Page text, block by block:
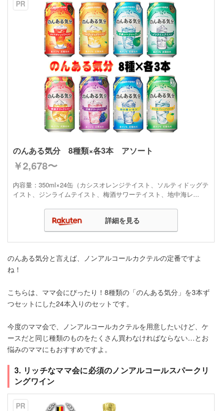
PR
のんある気分 8種類×各3本 アソート
￥2,678〜
内容量：350ml×24缶（カシスオレンジテイスト、ソルティドッグテ
イスト、ジンライムテイスト、梅酒サワーテイスト、地中海レ...
詳細を見る
のんある気分と言えば、ノンアルコールカクテルの定番ですよ
ね！
こちらは、ママ会にぴったり！8種類の「のんある気分」を3本ず
つセットにした24本入りのセットです。
今度のママ会で、ノンアルコールカクテルを用意したいけど、ケ
ースだと同じ種類のものをたくさん買わなければならない…とお
悩みのママにもおすすめですよ。
3. リッチなママ会に必須のノンアルコールスパークリ
ングワイン
PR